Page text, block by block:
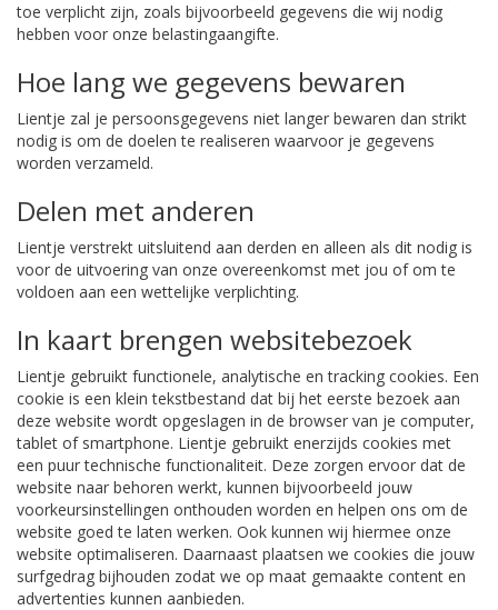
toe verplicht zijn, zoals bijvoorbeeld gegevens die wij nodig
hebben voor onze belastingaangifte.
Hoe lang we gegevens bewaren
Lientje zal je persoonsgegevens niet langer bewaren dan strikt
nodig is om de doelen te realiseren waarvoor je gegevens
worden verzameld.
Delen met anderen
Lientje verstrekt uitsluitend aan derden en alleen als dit nodig is
voor de uitvoering van onze overeenkomst met jou of om te
voldoen aan een wettelijke verplichting.
In kaart brengen websitebezoek
Lientje gebruikt functionele, analytische en tracking cookies. Een
cookie is een klein tekstbestand dat bij het eerste bezoek aan
deze website wordt opgeslagen in de browser van je computer,
tablet of smartphone. Lientje gebruikt enerzijds cookies met
een puur technische functionaliteit. Deze zorgen ervoor dat de
website naar behoren werkt, kunnen bijvoorbeeld jouw
voorkeursinstellingen onthouden worden en helpen ons om de
website goed te laten werken. Ook kunnen wij hiermee onze
website optimaliseren. Daarnaast plaatsen we cookies die jouw
surfgedrag bijhouden zodat we op maat gemaakte content en
advertenties kunnen aanbieden.